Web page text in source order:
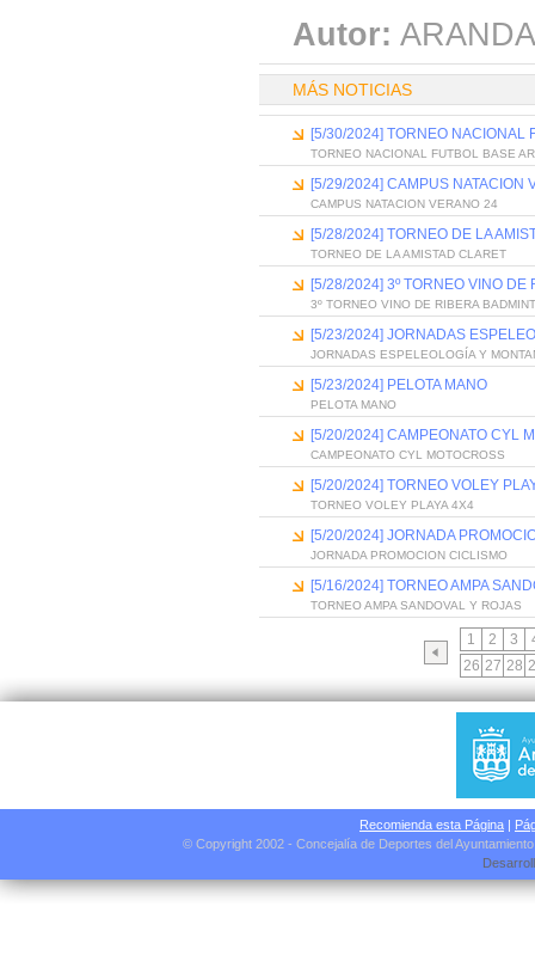
Autor:
MÁS NOTICIAS
[5/30/2024] TORNEO NACIONAL
TORNEO NACIONAL FUTBOL BASE
[5/29/2024] CAMPUS NATACION
CAMPUS NATACION VERANO 24
[5/28/2024] TORNEO DE LA
TORNEO DE LA AMISTAD CLARET
[5/28/2024] 3º TORNEO VINO DE
3º TORNEO VINO DE RIBERA
[5/23/2024] JORNADAS
JORNADAS ESPELEOLOGÍA Y
[5/23/2024] PELOTA MANO
PELOTA MANO
[5/20/2024] CAMPEONATO CYL
CAMPEONATO CYL MOTOCROSS
[5/20/2024] TORNEO VOLEY
TORNEO VOLEY PLAYA 4X4
[5/20/2024] JORNADA
JORNADA PROMOCION CICLISMO
[5/16/2024] TORNEO AMPA
TORNEO AMPA SANDOVAL Y ROJAS
1 2 3
26 27 28
Recomienda esta Página |
© Copyright 2002 - Concejalía de Deportes del